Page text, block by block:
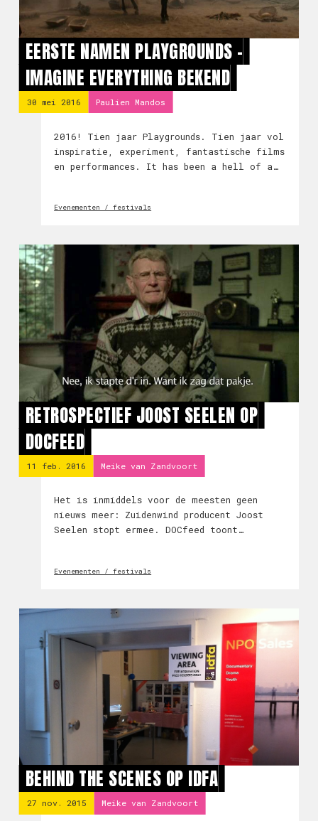
EERSTE NAMEN PLAYGROUNDS -
IMAGINE EVERYTHING BEKEND
30 mei 2016 Paulien Mandos
2016! Tien jaar Playgrounds. Tien jaar vol
inspiratie, experiment, fantastische films
en performances. It has been a hell of a
te kunnen maken.
Evenementen / festivals
RETROSPECTIEF JOOST SEELEN OP
DOCFEED
11 feb. 2016 Meike van Zandvoort
Het is inmiddels voor de meesten geen
nieuws meer: Zuidenwind producent Joost
Seelen stopt ermee. DOCfeed toont
Evenementen / festivals
BEHIND THE SCENES OP IDFA
27 nov. 2015 Meike van Zandvoort